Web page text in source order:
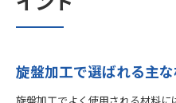
旋盤加工で選ばれる主